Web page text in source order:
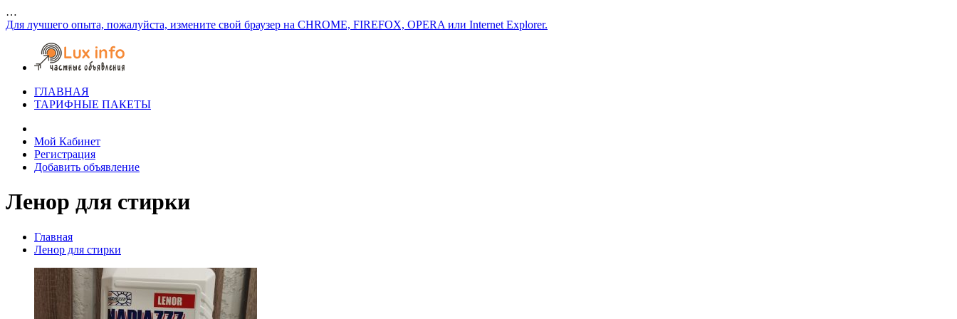
…
Для лучшего опыта, пожалуйста, измените свой браузер на CHROME, FIREFOX, OPERA или Internet Explorer.
ГЛАВНАЯ
ТАРИФНЫЕ ПАКЕТЫ
Мой Кабинет
Регистрация
Добавить объявление
Ленор для стирки
Главная
Ленор для стирки